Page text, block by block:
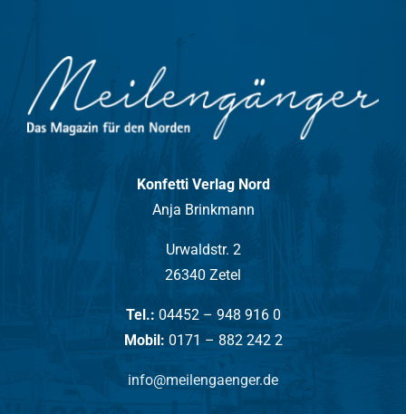
Konfetti Verlag Nord
Anja Brinkmann
Urwaldstr. 2
26340 Zetel
Tel.: 04452 – 948 916 0
Mobil: 0171 – 882 242 2
info@meilengaenger.de